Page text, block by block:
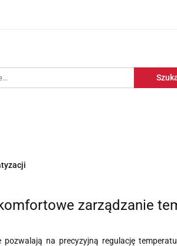
zarządzanie
pozwalają na precyzyjną regulację